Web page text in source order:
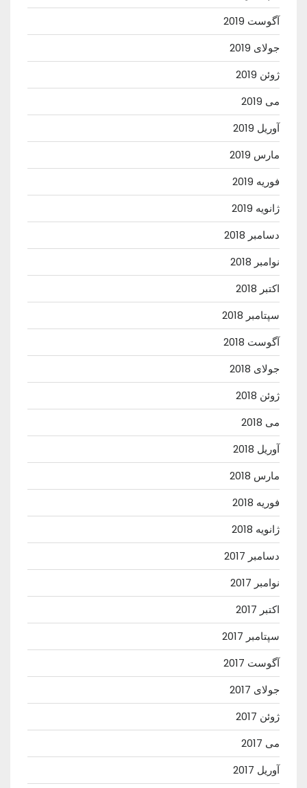
آگوست 2019
جولای 2019
ژوئن 2019
می 2019
آوریل 2019
مارس 2019
فوریه 2019
ژانویه 2019
دسامبر 2018
نوامبر 2018
اکتبر 2018
سپتامبر 2018
آگوست 2018
جولای 2018
ژوئن 2018
می 2018
آوریل 2018
مارس 2018
فوریه 2018
ژانویه 2018
دسامبر 2017
نوامبر 2017
اکتبر 2017
سپتامبر 2017
آگوست 2017
جولای 2017
ژوئن 2017
می 2017
آوریل 2017